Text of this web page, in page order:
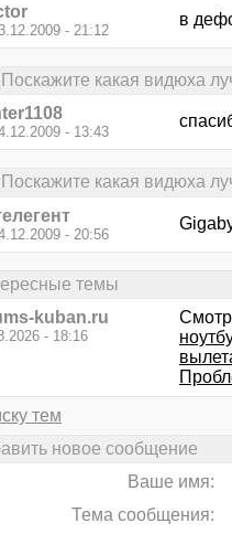
- 21:12
в
Поскажите какая видюха
- 13:43
Поскажите какая видюха
- 20:56
темы
kuban.ru
- 18:16
тем
новое сообщение
Ваше имя:
Тема сообщения: